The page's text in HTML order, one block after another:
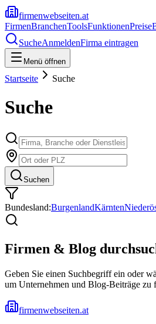
firmenwebseiten.at
FirmenBranchenToolsFunktionenPreise
SucheAnmeldenFirma eintragen
Menü öffnen
Startseite Suche
Suche
Suchen
Bundesland:BurgenlandKärnten
Firmen & Blog
Geben Sie einen Suchbegriff ein oder
um Unternehmen und Blog-Beiträge zu
firmenwebseiten.at